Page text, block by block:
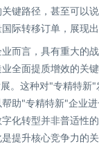
键路径，甚至可以
际转移订单，展现
而言，具有重大的
全面提质增效的关
。这种对"专精特新
助"专精特新"企业
化转型并非普适性
提升核心竞争力的关